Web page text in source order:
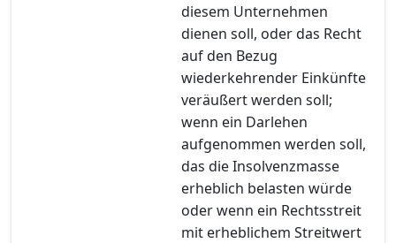
diesem Unternehmen
dienen soll, oder das Recht
auf den Bezug
wiederkehrender Einkünfte
veräußert werden soll;
wenn ein Darlehen
aufgenommen werden soll,
das die Insolvenzmasse
erheblich belasten würde
oder wenn ein Rechtsstreit
mit erheblichem Streitwert